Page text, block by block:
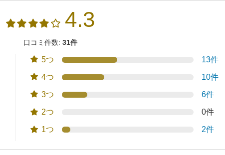
4.3
口コミ件数: 31件
5つ 13件
4つ 10件
3つ 6件
2つ 0件
1つ 2件